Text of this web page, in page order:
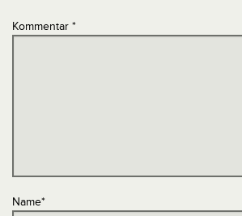
Kommentar *
Name*